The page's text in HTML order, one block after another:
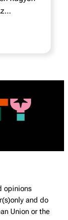
opinions
and do
Union or the